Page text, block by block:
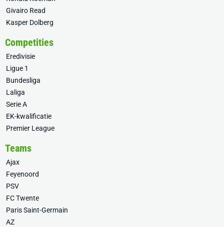
Givairo Read
Kasper Dolberg
Competities
Eredivisie
Ligue 1
Bundesliga
Laliga
Serie A
EK-kwalificatie
Premier League
Teams
Ajax
Feyenoord
PSV
FC Twente
Paris Saint-Germain
AZ